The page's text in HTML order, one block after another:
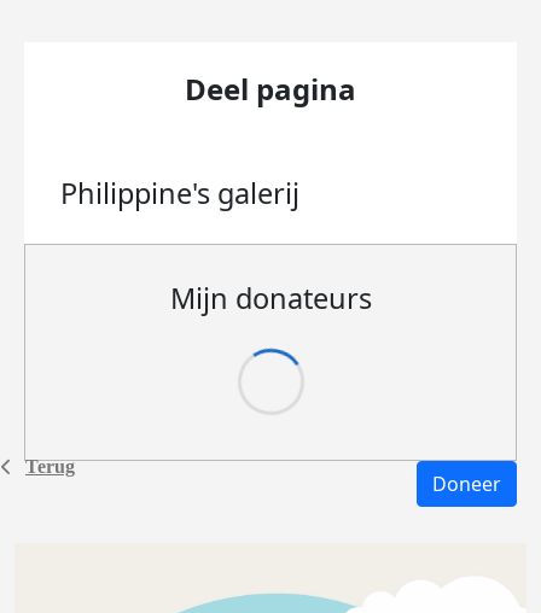
Terug
Deel pagina
Philippine's galerij
Mijn donateurs
Doneer